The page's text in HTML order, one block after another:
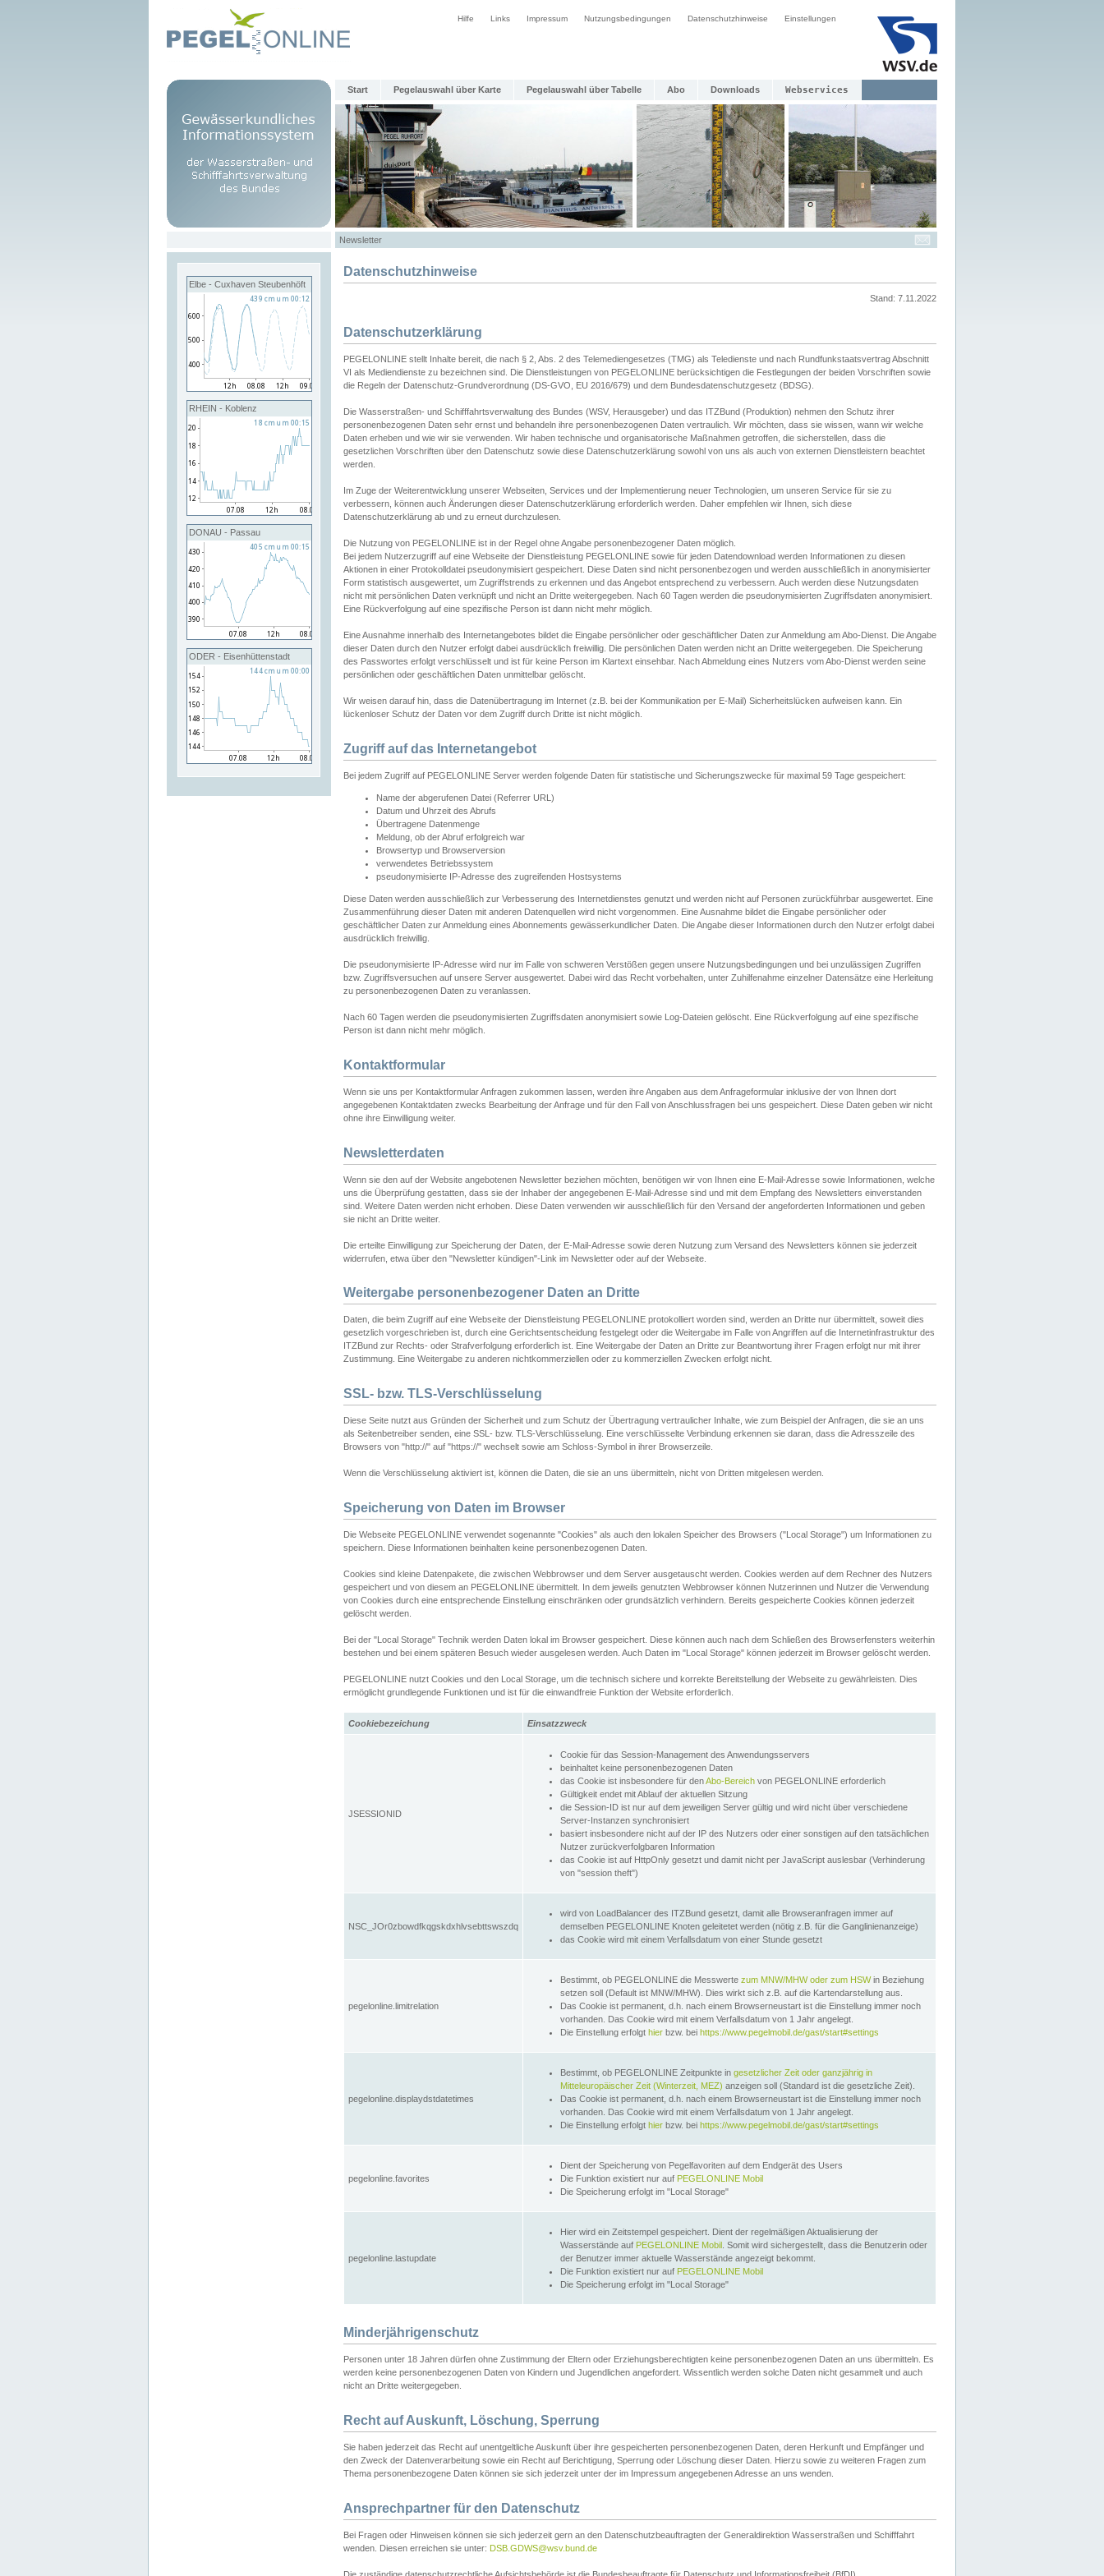
Hilfe Links Impressum Nutzungsbedingungen Datenschutzhinweise Einstellungen
Start Pegelauswahl über Karte Pegelauswahl über Tabelle Abo Downloads Webservices
Newsletter
Elbe - Cuxhaven Steubenhöft
RHEIN - Koblenz
DONAU - Passau
ODER - Eisenhüttenstadt
Datenschutzhinweise
Stand: 7.11.2022
Datenschutzerklärung
PEGELONLINE stellt Inhalte bereit, die nach § 2, Abs. 2 des Telemediengesetzes (TMG) als Teledienste und nach Rundfunkstaatsvertrag Abschnitt
VI als Mediendienste zu bezeichnen sind. Die Dienstleistungen von PEGELONLINE berücksichtigen die Festlegungen der beiden Vorschriften sowie
die Regeln der Datenschutz-Grundverordnung (DS-GVO, EU 2016/679) und dem Bundesdatenschutzgesetz (BDSG).
Die Wasserstraßen- und Schifffahrtsverwaltung des Bundes (WSV, Herausgeber) und das ITZBund (Produktion) nehmen den Schutz ihrer
personenbezogenen Daten sehr ernst und behandeln ihre personenbezogenen Daten vertraulich. Wir möchten, dass sie wissen, wann wir welche
Daten erheben und wie wir sie verwenden. Wir haben technische und organisatorische Maßnahmen getroffen, die sicherstellen, dass die
gesetzlichen Vorschriften über den Datenschutz sowie diese Datenschutzerklärung sowohl von uns als auch von externen Dienstleistern beachtet
werden.
Im Zuge der Weiterentwicklung unserer Webseiten, Services und der Implementierung neuer Technologien, um unseren Service für sie zu
verbessern, können auch Änderungen dieser Datenschutzerklärung erforderlich werden. Daher empfehlen wir Ihnen, sich diese
Datenschutzerklärung ab und zu erneut durchzulesen.
Die Nutzung von PEGELONLINE ist in der Regel ohne Angabe personenbezogener Daten möglich.
Bei jedem Nutzerzugriff auf eine Webseite der Dienstleistung PEGELONLINE sowie für jeden Datendownload werden Informationen zu diesen
Aktionen in einer Protokolldatei pseudonymisiert gespeichert. Diese Daten sind nicht personenbezogen und werden ausschließlich in anonymisierter
Form statistisch ausgewertet, um Zugriffstrends zu erkennen und das Angebot entsprechend zu verbessern. Auch werden diese Nutzungsdaten
nicht mit persönlichen Daten verknüpft und nicht an Dritte weitergegeben. Nach 60 Tagen werden die pseudonymisierten Zugriffsdaten anonymisiert.
Eine Rückverfolgung auf eine spezifische Person ist dann nicht mehr möglich.
Eine Ausnahme innerhalb des Internetangebotes bildet die Eingabe persönlicher oder geschäftlicher Daten zur Anmeldung am Abo-Dienst. Die Angabe
dieser Daten durch den Nutzer erfolgt dabei ausdrücklich freiwillig. Die persönlichen Daten werden nicht an Dritte weitergegeben. Die Speicherung
des Passwortes erfolgt verschlüsselt und ist für keine Person im Klartext einsehbar. Nach Abmeldung eines Nutzers vom Abo-Dienst werden seine
persönlichen oder geschäftlichen Daten unmittelbar gelöscht.
Wir weisen darauf hin, dass die Datenübertragung im Internet (z.B. bei der Kommunikation per E-Mail) Sicherheitslücken aufweisen kann. Ein
lückenloser Schutz der Daten vor dem Zugriff durch Dritte ist nicht möglich.
Zugriff auf das Internetangebot
Bei jedem Zugriff auf PEGELONLINE Server werden folgende Daten für statistische und Sicherungszwecke für maximal 59 Tage gespeichert:
Name der abgerufenen Datei (Referrer URL)
Datum und Uhrzeit des Abrufs
Übertragene Datenmenge
Meldung, ob der Abruf erfolgreich war
Browsertyp und Browserversion
verwendetes Betriebssystem
pseudonymisierte IP-Adresse des zugreifenden Hostsystems
Diese Daten werden ausschließlich zur Verbesserung des Internetdienstes genutzt und werden nicht auf Personen zurückführbar ausgewertet. Eine
Zusammenführung dieser Daten mit anderen Datenquellen wird nicht vorgenommen. Eine Ausnahme bildet die Eingabe persönlicher oder
geschäftlicher Daten zur Anmeldung eines Abonnements gewässerkundlicher Daten. Die Angabe dieser Informationen durch den Nutzer erfolgt dabei
ausdrücklich freiwillig.
Die pseudonymisierte IP-Adresse wird nur im Falle von schweren Verstößen gegen unsere Nutzungsbedingungen und bei unzulässigen Zugriffen
bzw. Zugriffsversuchen auf unsere Server ausgewertet. Dabei wird das Recht vorbehalten, unter Zuhilfenahme einzelner Datensätze eine Herleitung
zu personenbezogenen Daten zu veranlassen.
Nach 60 Tagen werden die pseudonymisierten Zugriffsdaten anonymisiert sowie Log-Dateien gelöscht. Eine Rückverfolgung auf eine spezifische
Person ist dann nicht mehr möglich.
Kontaktformular
Wenn sie uns per Kontaktformular Anfragen zukommen lassen, werden ihre Angaben aus dem Anfrageformular inklusive der von Ihnen dort
angegebenen Kontaktdaten zwecks Bearbeitung der Anfrage und für den Fall von Anschlussfragen bei uns gespeichert. Diese Daten geben wir nicht
ohne ihre Einwilligung weiter.
Newsletterdaten
Wenn sie den auf der Website angebotenen Newsletter beziehen möchten, benötigen wir von Ihnen eine E-Mail-Adresse sowie Informationen, welche
uns die Überprüfung gestatten, dass sie der Inhaber der angegebenen E-Mail-Adresse sind und mit dem Empfang des Newsletters einverstanden
sind. Weitere Daten werden nicht erhoben. Diese Daten verwenden wir ausschließlich für den Versand der angeforderten Informationen und geben
sie nicht an Dritte weiter.
Die erteilte Einwilligung zur Speicherung der Daten, der E-Mail-Adresse sowie deren Nutzung zum Versand des Newsletters können sie jederzeit
widerrufen, etwa über den "Newsletter kündigen"-Link im Newsletter oder auf der Webseite.
Weitergabe personenbezogener Daten an Dritte
Daten, die beim Zugriff auf eine Webseite der Dienstleistung PEGELONLINE protokolliert worden sind, werden an Dritte nur übermittelt, soweit dies
gesetzlich vorgeschrieben ist, durch eine Gerichtsentscheidung festgelegt oder die Weitergabe im Falle von Angriffen auf die Internetinfrastruktur des
ITZBund zur Rechts- oder Strafverfolgung erforderlich ist. Eine Weitergabe der Daten an Dritte zur Beantwortung ihrer Fragen erfolgt nur mit ihrer
Zustimmung. Eine Weitergabe zu anderen nichtkommerziellen oder zu kommerziellen Zwecken erfolgt nicht.
SSL- bzw. TLS-Verschlüsselung
Diese Seite nutzt aus Gründen der Sicherheit und zum Schutz der Übertragung vertraulicher Inhalte, wie zum Beispiel der Anfragen, die sie an uns
als Seitenbetreiber senden, eine SSL- bzw. TLS-Verschlüsselung. Eine verschlüsselte Verbindung erkennen sie daran, dass die Adresszeile des
Browsers von "http://" auf "https://" wechselt sowie am Schloss-Symbol in ihrer Browserzeile.
Wenn die Verschlüsselung aktiviert ist, können die Daten, die sie an uns übermitteln, nicht von Dritten mitgelesen werden.
Speicherung von Daten im Browser
Die Webseite PEGELONLINE verwendet sogenannte "Cookies" als auch den lokalen Speicher des Browsers ("Local Storage") um Informationen zu
speichern. Diese Informationen beinhalten keine personenbezogenen Daten.
Cookies sind kleine Datenpakete, die zwischen Webbrowser und dem Server ausgetauscht werden. Cookies werden auf dem Rechner des Nutzers
gespeichert und von diesem an PEGELONLINE übermittelt. In dem jeweils genutzten Webbrowser können Nutzerinnen und Nutzer die Verwendung
von Cookies durch eine entsprechende Einstellung einschränken oder grundsätzlich verhindern. Bereits gespeicherte Cookies können jederzeit
gelöscht werden.
Bei der "Local Storage" Technik werden Daten lokal im Browser gespeichert. Diese können auch nach dem Schließen des Browserfensters weiterhin
bestehen und bei einem späteren Besuch wieder ausgelesen werden. Auch Daten im "Local Storage" können jederzeit im Browser gelöscht werden.
PEGELONLINE nutzt Cookies und den Local Storage, um die technisch sichere und korrekte Bereitstellung der Webseite zu gewährleisten. Dies
ermöglicht grundlegende Funktionen und ist für die einwandfreie Funktion der Website erforderlich.
Cookiebezeichung Einsatzzweck
JSESSIONID
Cookie für das Session-Management des Anwendungsservers
beinhaltet keine personenbezogenen Daten
das Cookie ist insbesondere für denAbo-Bereich von PEGELONLINE erforderlich
Gültigkeit endet mit Ablauf der aktuellen Sitzung
die Session-ID ist nur auf dem jeweiligen Server gültig und wird nicht über verschiedene
Server-Instanzen synchronisiert
basiert insbesondere nicht auf der IP des Nutzers oder einer sonstigen auf den tatsächlichen
Nutzer zurückverfolgbaren Information
das Cookie ist auf HttpOnly gesetzt und damit nicht per JavaScript auslesbar (Verhinderung
von "session theft")
NSC_JOr0zbowdfkqgskdxhlvsebttswszdq
wird von LoadBalancer des ITZBund gesetzt, damit alle Browseranfragen immer auf
demselben PEGELONLINE Knoten geleitetet werden (nötig z.B. für die Ganglinienanzeige)
das Cookie wird mit einem Verfallsdatum von einer Stunde gesetzt
pegelonline.limitrelation
Bestimmt, ob PEGELONLINE die Messwerte zum MNW/MHW oder zum HSWin Beziehung
setzen soll (Default ist MNW/MHW). Dies wirkt sich z.B. auf die Kartendarstellung aus.
Das Cookie ist permanent, d.h. nach einem Browserneustart ist die Einstellung immer noch
vorhanden. Das Cookie wird mit einem Verfallsdatum von 1 Jahr angelegt.
Die Einstellung erfolgt hier bzw. bei https://www.pegelmobil.de/gast/start#settings
pegelonline.displaydstdatetimes
Bestimmt, ob PEGELONLINE Zeitpunkte in gesetzlicher Zeit oder ganzjährig in
Mitteleuropäischer Zeit (Winterzeit, MEZ) anzeigen soll (Standard ist die gesetzliche Zeit).
Das Cookie ist permanent, d.h. nach einem Browserneustart ist die Einstellung immer noch
vorhanden. Das Cookie wird mit einem Verfallsdatum von 1 Jahr angelegt.
Die Einstellung erfolgt hier bzw. bei https://www.pegelmobil.de/gast/start#settings
pegelonline.favorites
Dient der Speicherung von Pegelfavoriten auf dem Endgerät des Users
Die Funktion existiert nur auf PEGELONLINE Mobil
Die Speicherung erfolgt im "Local Storage"
pegelonline.lastupdate
Hier wird ein Zeitstempel gespeichert. Dient der regelmäßigen Aktualisierung der
Wasserstände auf PEGELONLINE Mobil . Somit wird sichergestellt, dass die Benutzerin oder
der Benutzer immer aktuelle Wasserstände angezeigt bekommt.
Die Funktion existiert nur auf PEGELONLINE Mobil
Die Speicherung erfolgt im "Local Storage"
Minderjährigenschutz
Personen unter 18 Jahren dürfen ohne Zustimmung der Eltern oder Erziehungsberechtigten keine personenbezogenen Daten an uns übermitteln. Es
werden keine personenbezogenen Daten von Kindern und Jugendlichen angefordert. Wissentlich werden solche Daten nicht gesammelt und auch
nicht an Dritte weitergegeben.
Recht auf Auskunft, Löschung, Sperrung
Sie haben jederzeit das Recht auf unentgeltliche Auskunft über ihre gespeicherten personenbezogenen Daten, deren Herkunft und Empfänger und
den Zweck der Datenverarbeitung sowie ein Recht auf Berichtigung, Sperrung oder Löschung dieser Daten. Hierzu sowie zu weiteren Fragen zum
Thema personenbezogene Daten können sie sich jederzeit unter der im Impressum angegebenen Adresse an uns wenden.
Ansprechpartner für den Datenschutz
Bei Fragen oder Hinweisen können sie sich jederzeit gern an den Datenschutzbeauftragten der Generaldirektion Wasserstraßen und Schifffahrt
wenden. Diesen erreichen sie unter: DSB.GDWS@wsv.bund.de